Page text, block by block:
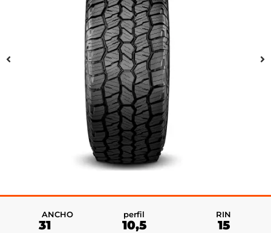
ANCHO
31
perfil
10,5
RIN
15